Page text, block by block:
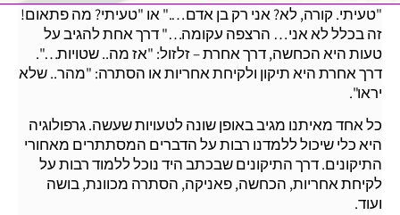
"טעיתי. קורה, לא? אני רק בן אדם…." או "טעיתי? מה פתאום!
זה בכלל לא אני… הרצפה עקומה…" דרך אחת להגיב על
טעות היא הכחשה, דרך אחרת – זלזול: "אז מה.. שטויות…".
דרך אחרת היא תיקון ולקיחת אחריות או הסתרה: "מהר.. שלא
יראו".
כל אחד מאיתנו מגיב באופן שונה לטעויות שעשה. גרפולוגיה
היא כלי שיכול ללמדנו רבות על הדברים המסתתרים מאחורי
התיקונים. דרך התיקונים שבכתב היד נוכל ללמוד רבות על
לקיחת אחריות, הכחשה, פאניקה, הסתרה מכוונת, בושה
ועוד.